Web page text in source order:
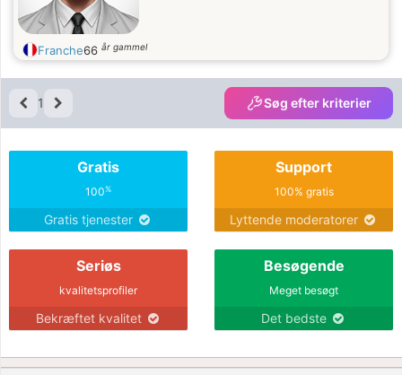
Franche66 år gammel
1 Søg efter kriterier
Gratis
100%
Gratis tjenester
Support
100% gratis
Lyttende moderatorer
Seriøs
kvalitetsprofiler
Bekræftet kvalitet
Besøgende
Meget besøgt
Det bedste